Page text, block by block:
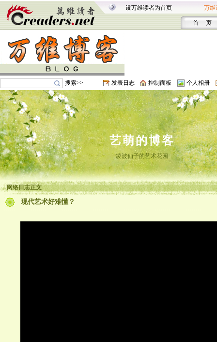
设万维读者为首页 万维
首 页
搜索>> 发表日志 控制面板 个人相册
艺萌的博客
凌波仙子的艺术花园
网络日志正文
现代艺术好难懂？